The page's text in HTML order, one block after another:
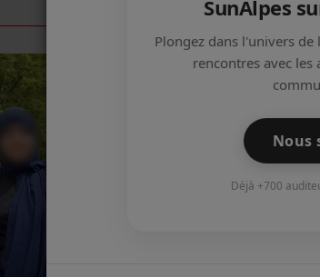
SunAlpes
Plongez dans l'univers de
rencontres avec les
Nous
Déjà +700